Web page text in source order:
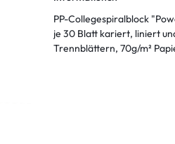
PP-Collegespiralblock
je 30 Blatt kariert, liniert
Trennblättern, 70g/m²